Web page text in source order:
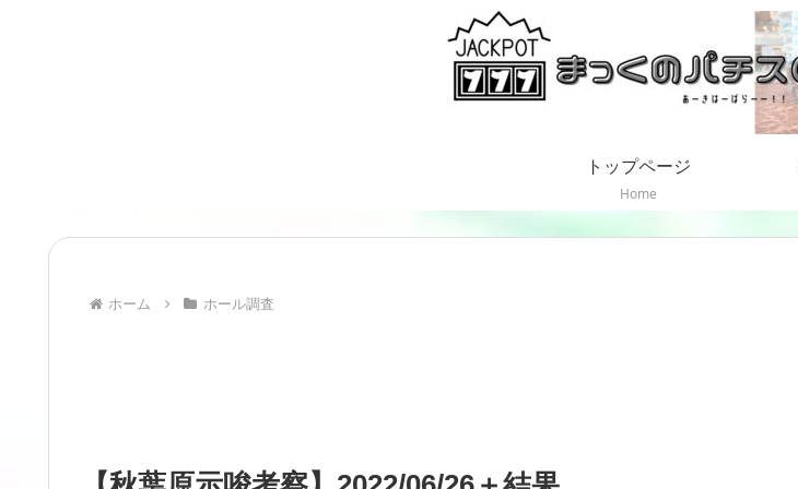
トップページ
Home
ホーム ホール調査